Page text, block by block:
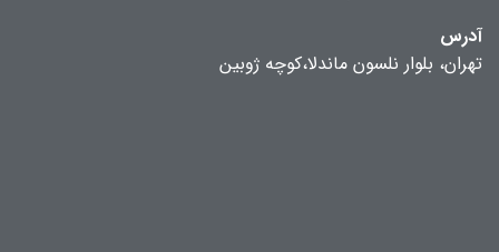
آدرس
تهران، بلوار نلسون ماندلا،کوچه ژوبین